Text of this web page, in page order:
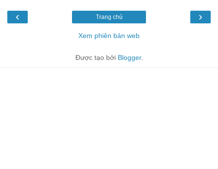
‹ ›
Trang chủ
Xem phiên bản web
Được tạo bởi Blogger.